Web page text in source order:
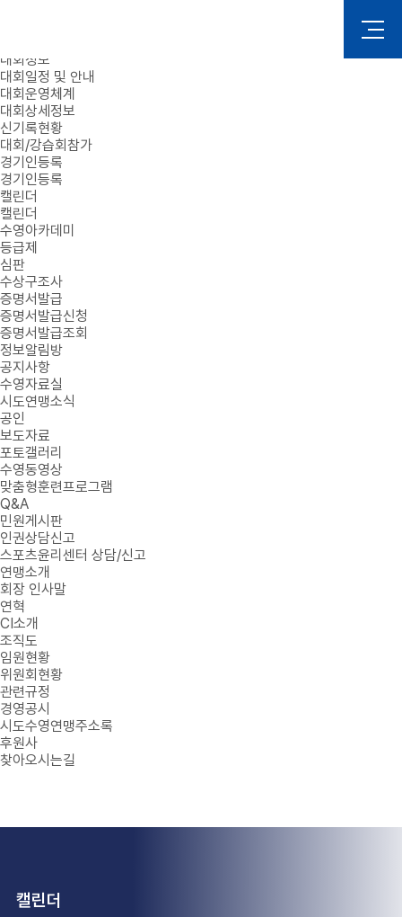
대회정보
대회일정 및 안내
대회운영체계
대회상세정보
신기록현황
대회/강습회참가
경기인등록
경기인등록
캘린더
캘린더
수영아카데미
등급제
심판
수상구조사
증명서발급
증명서발급신청
증명서발급조회
정보알림방
공지사항
수영자료실
시도연맹소식
공인
보도자료
포토갤러리
수영동영상
맞춤형훈련프로그램
Q&A
민원게시판
인권상담신고
스포츠윤리센터 상담/신고
연맹소개
회장 인사말
연혁
CI소개
조직도
임원현황
위원회현황
관련규정
경영공시
시도수영연맹주소록
후원사
찾아오시는길
캘린더